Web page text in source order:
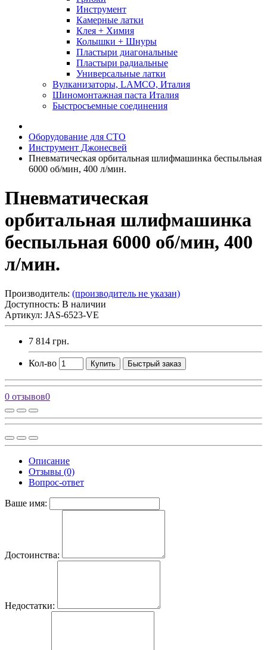
Инструмент
Камерные латки
Клея + Химия
Колышки + Шнуры
Пластыри диагональные
Пластыри радиальные
Универсальные латки
Вулканизаторы, LAMCO, Италия
Шиномонтажная паста Италия
Быстросъемные соединения
Оборудование для СТО
Инструмент Джонесвей
Пневматическая орбитальная шлифмашинка беспыльная
6000 об/мин, 400 л/мин.
Пневматическая
орбитальная шлифмашинка
беспыльная 6000 об/мин, 400
л/мин.
Производитель: (производитель не указан)
Доступность: В наличии
Артикул: JAS-6523-VE
7 814 грн.
Кол-во Купить Быстрый заказ
0 отзывов0
Описание
Отзывы (0)
Вопрос-ответ
Ваше имя:
Достоинства:
Недостатки: